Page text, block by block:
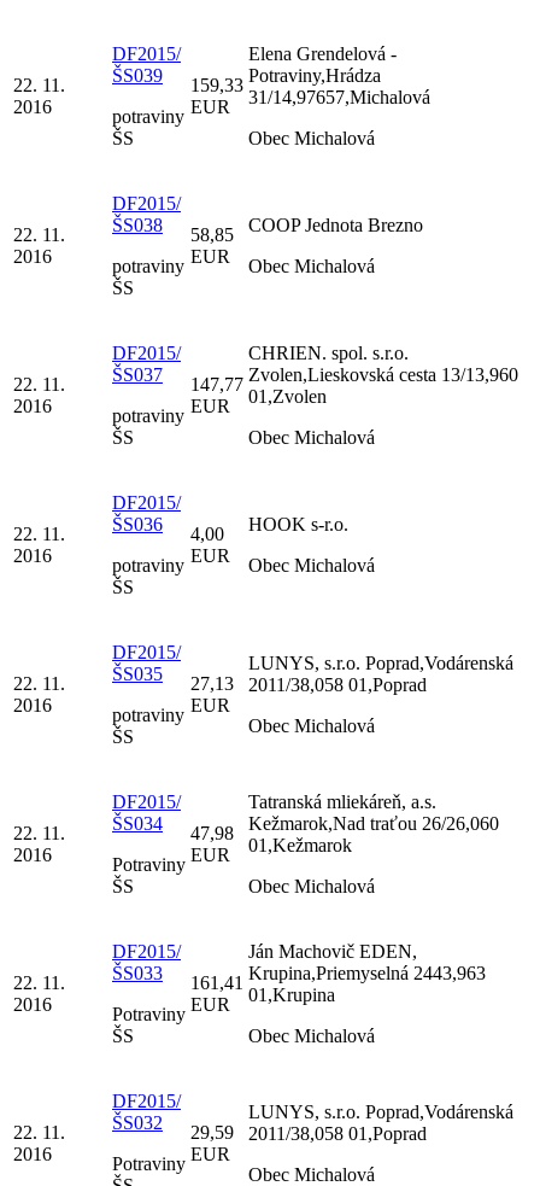
22. 11.
2016
DF2015/
ŠS039
potraviny
ŠS
159,33
EUR
Elena Grendelová -
Potraviny,Hrádza
31/14,97657,Michalová
Obec Michalová
22. 11.
2016
DF2015/
ŠS038
potraviny
ŠS
58,85
EUR
COOP Jednota Brezno
Obec Michalová
22. 11.
2016
DF2015/
ŠS037
potraviny
ŠS
147,77
EUR
CHRIEN. spol. s.r.o.
Zvolen,Lieskovská cesta 13/13,960
01,Zvolen
Obec Michalová
22. 11.
2016
DF2015/
ŠS036
potraviny
ŠS
4,00
EUR
HOOK s-r.o.
Obec Michalová
22. 11.
2016
DF2015/
ŠS035
potraviny
ŠS
27,13
EUR
LUNYS, s.r.o. Poprad,Vodárenská
2011/38,058 01,Poprad
Obec Michalová
22. 11.
2016
DF2015/
ŠS034
Potraviny
ŠS
47,98
EUR
Tatranská mliekáreň, a.s.
Kežmarok,Nad traťou 26/26,060
01,Kežmarok
Obec Michalová
22. 11.
2016
DF2015/
ŠS033
Potraviny
ŠS
161,41
EUR
Ján Machovič EDEN,
Krupina,Priemyselná 2443,963
01,Krupina
Obec Michalová
22. 11.
2016
DF2015/
ŠS032
Potraviny
29,59
EUR
LUNYS, s.r.o. Poprad,Vodárenská
2011/38,058 01,Poprad
Obec Michalová